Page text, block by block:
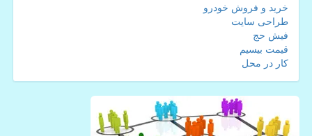
خرید و فروش خودرو
طراحی سایت
فیش حج
قیمت بیسیم
کار در محل